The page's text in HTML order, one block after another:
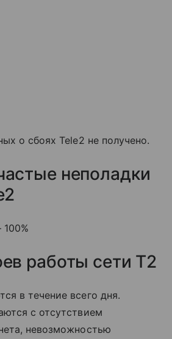
о сбоях Tele2 не получено.
неполадки
работы сети T2
в течение всего дня.
с отсутствием
невозможностью